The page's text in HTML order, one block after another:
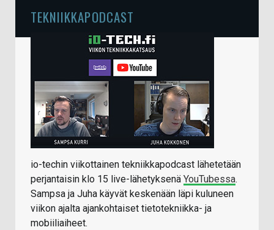
TEKNIIKKAPODCAST
io-techin viikottainen tekniikkapodcast lähetetään
perjantaisin klo 15 live-lähetyksenä YouTubessa.
Sampsa ja Juha käyvät keskenään läpi kuluneen
viikon ajalta ajankohtaiset tietotekniikka- ja
mobiiliaiheet.